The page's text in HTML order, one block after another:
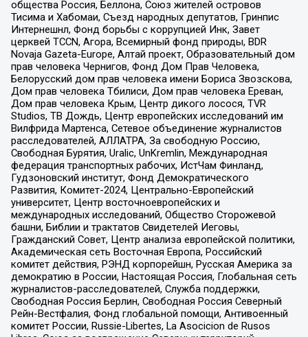
общества Россия, Беллона, Союз жителей островов
Тисима и Хабомаи, Съезд народных депутатов, Гринпис
Интернешнл, Фонд борьбы с коррупцией Инк, Завет
церквей TCCN, Агора, Всемирный фонд природы, BDR
Novaja Gazeta-Europe, Алтай проект, Образовательный дом
прав человека Чернигов, Фонд Дом Прав Человека,
Белорусский дом прав человека имени Бориса Звозскова,
Дом прав человека Тбилиси, Дом прав человека Ереван,
Дом прав человека Крым, Центр дикого лосося, TVR
Studios, ТВ Дождь, Центр европейских исследований им
Вилфрида Мартенса, Сетевое объединение журналистов
расследователей, АЛЛАТРА, За свободную Россию,
Свободная Бурятия, Uralic, UnKremlin, Международная
федерация транспортных рабочих, ИстЧам Финланд,
Гудзоновский институт, Фонд Демократического
Развития, Комитет-2024, Центрально-Европейский
университет, Центр восточноевропейских и
международных исследований, Общество Сторожевой
башни, Библии и трактатов Свидетелей Иеговы,
Гражданский Совет, Центр анализа европейской политики,
Академическая сеть Восточная Европа, Российский
комитет действия, РЭНД корпорейшн, Русская Америка за
демократию в России, Настоящая Россия, Глобальная сеть
журналистов-расследователей, Служба поддержки,
Свободная Россия Берлин, Свободная Россия Северный
Рейн-Вестфалия, Фонд глобальной помощи, Антивоенный
комитет России, Russie-Libertes, La Asocicion de Rusos